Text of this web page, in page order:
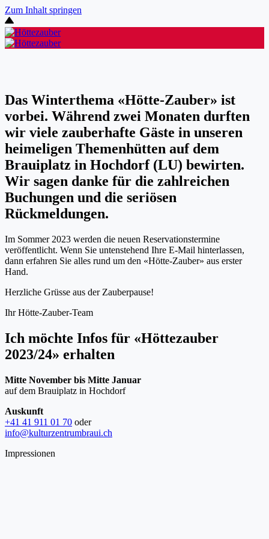
Zum Inhalt springen
Das Winterthema «Hötte-Zauber» ist
vorbei. Während zwei Monaten durften
wir viele zauberhafte Gäste in unseren
heimeligen Themenhütten auf dem
Brauiplatz in Hochdorf (LU) bewirten.
Wir sagen danke für die zahlreichen
Buchungen und die seriösen
Rückmeldungen.
Im Sommer 2023 werden die neuen Reservationstermine
veröffentlicht. Wenn Sie untenstehend Ihre E-Mail hinterlassen,
dann erfahren Sie alles rund um den «Hötte-Zauber» aus erster
Hand.
Herzliche Grüsse aus der Zauberpause!
Ihr Hötte-Zauber-Team
Ich möchte Infos für «Höttezauber
2023/24» erhalten
Mitte November bis Mitte Januar
auf dem Brauiplatz in Hochdorf
Auskunft
+41 41 911 01 70 oder
info@kulturzentrumbraui.ch
Impressionen